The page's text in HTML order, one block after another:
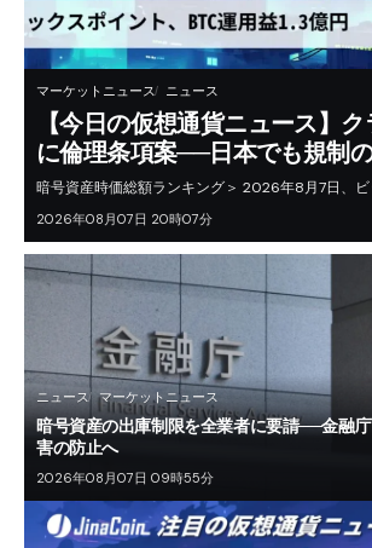
マーケットニュース ニュース
【今日の仮想通貨ニュース】
に倫理条項案──日本でも規制
暗号資産時価総額ランキング＞ 2026年8月7日、
2026年08月07日 20時07分
ニュース マーケットニュース
暗号資産の出庫制限を全業者に要請──金融
害の防止へ
2026年08月07日 09時55分